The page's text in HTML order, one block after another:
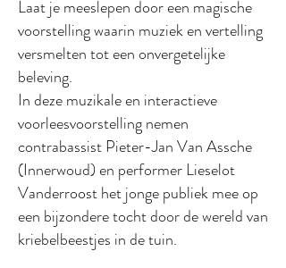
Laat je meeslepen door een magische
voorstelling waarin muziek en vertelling
versmelten tot een onvergetelijke
beleving.
In deze muzikale en interactieve
voorleesvoorstelling nemen
contrabassist Pieter-Jan Van Assche
(Innerwoud) en performer Lieselot
Vanderroost het jonge publiek mee op
een bijzondere tocht door de wereld van
kriebelbeestjes in de tuin.